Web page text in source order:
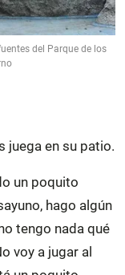
del Parque de los
juega en su patio.
un poquito
hago algún
tengo nada qué
voy a jugar al